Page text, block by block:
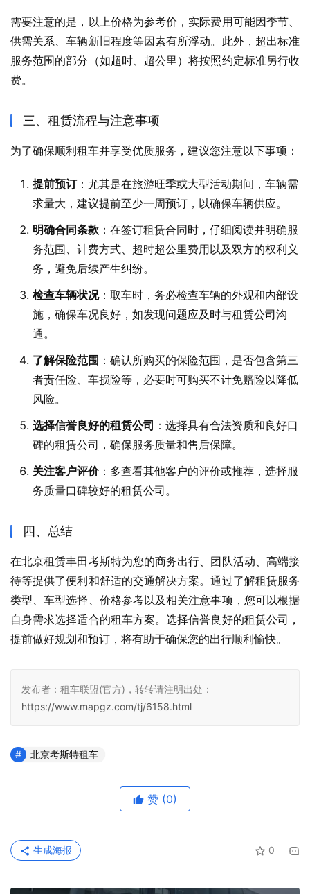
需要注意的是，以上价格为参考价，实际费用可能因季节、
供需关系、车辆新旧程度等因素有所浮动。​此外，超出标准
服务范围的部分（如超时、超公里）将按照约定标准另行收
费。​
三、租赁流程与注意事项
为了确保顺利租车并享受优质服务，建议您注意以下事项：
提前预订：​尤其是在旅游旺季或大型活动期间，车辆需
求量大，建议提前至少一周预订，以确保车辆供应。​
明确合同条款 ：​在签订租赁合同时，仔细阅读并明确服
务范围、计费方式、超时超公里费用以及双方的权利义
务，避免后续产生纠纷。​
检查车辆状况：​取车时，务必检查车辆的外观和内部设
施，确保车况良好，如发现问题应及时与租赁公司沟
通。​
了解保险范围 ：​确认所购买的保险范围，是否包含第三
者责任险、车损险等，必要时可购买不计免赔险以降低
风险。​
选择信誉良好的租赁公司 ：​选择具有合法资质和良好口
碑的租赁公司，确保服务质量和售后保障。​
关注客户评价：​多查看其他客户的评价或推荐，选择服
务质量口碑较好的租赁公司。​
四、总结
在北京租赁丰田考斯特为您的商务出行、团队活动、高端接
待等提供了便利和舒适的交通解决方案。​通过了解租赁服务
类型、车型选择、价格参考以及相关注意事项，您可以根据
自身需求选择适合的租车方案。​选择信誉良好的租赁公司，
提前做好规划和预订，将有助于确保您的出行顺利愉快。
发布者：租车联盟(官方)，转转请注明出处：
https://www.mapgz.com/tj/6158.html
北京考斯特租车
赞 (0)
0
生成海报